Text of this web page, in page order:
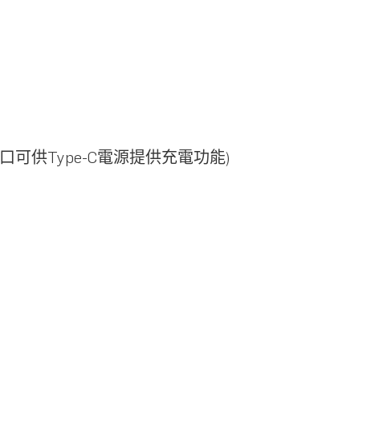
可供Type-C電源提供充電功能)